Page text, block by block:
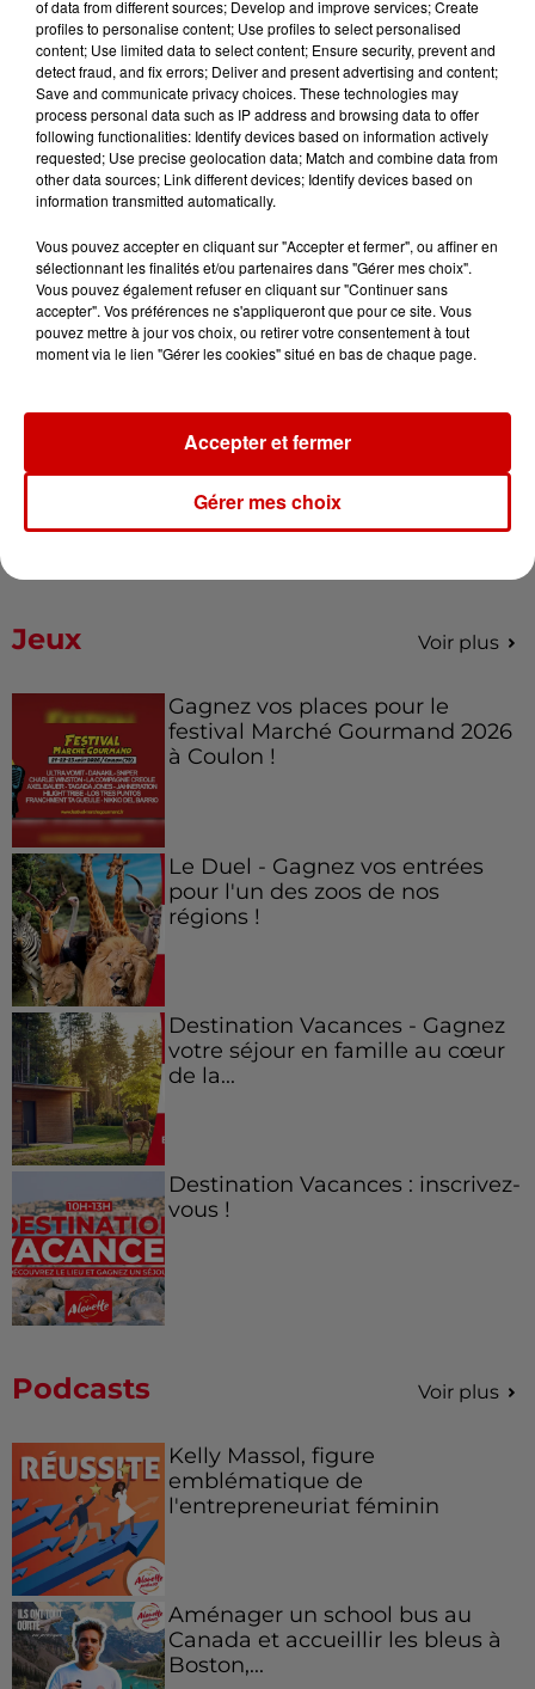
9h45
Cambriolages : plus de 18 000
logements visités en juillet 2026,
en...
7 août 2026
Pape Léon XIV en France : quel
est son programme ?
7 août 2026
Limoges : un bébé d'un mois
blessé dans un incendie, un
appartement...
Jeux Voir plus
Gagnez vos places pour le
festival Marché Gourmand 2026
à Coulon !
Le Duel - Gagnez vos entrées
pour l'un des zoos de nos
régions !
Destination Vacances - Gagnez
votre séjour en famille au cœur
de la...
Destination Vacances : inscrivez-
vous !
Podcasts Voir plus
Kelly Massol, figure
emblématique de
l'entrepreneuriat féminin
Aménager un school bus au
Canada et accueillir les bleus à
Boston,...
of data from different sources; Develop and improve services; Create
profiles to personalise content; Use profiles to select personalised
content; Use limited data to select content; Ensure security, prevent and
detect fraud, and fix errors; Deliver and present advertising and content;
Save and communicate privacy choices. These technologies may
process personal data such as IP address and browsing data to offer
following functionalities: Identify devices based on information actively
requested; Use precise geolocation data; Match and combine data from
other data sources; Link different devices; Identify devices based on
information transmitted automatically.
Vous pouvez accepter en cliquant sur "Accepter et fermer", ou affiner en
sélectionnant les finalités et/ou partenaires dans "Gérer mes choix".
Vous pouvez également refuser en cliquant sur "Continuer sans
accepter". Vos préférences ne s'appliqueront que pour ce site. Vous
pouvez mettre à jour vos choix, ou retirer votre consentement à tout
moment via le lien "Gérer les cookies" situé en bas de chaque page.
Gérer mes choix
Accepter et fermer